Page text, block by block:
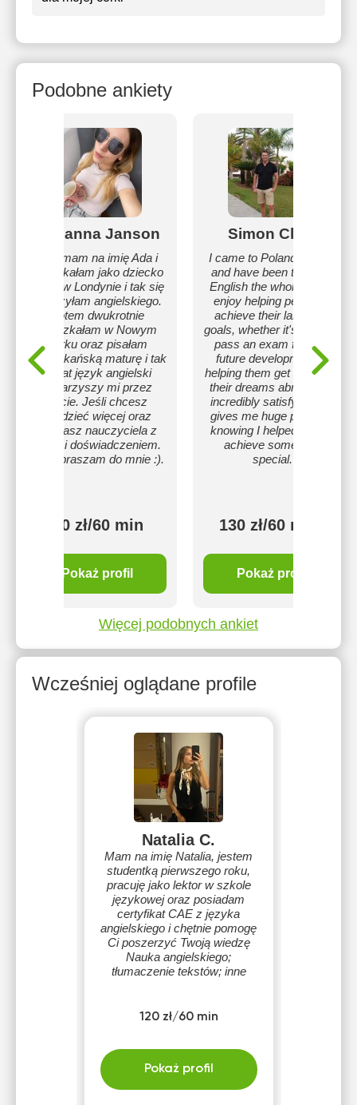
Podobne ankiety
Adrianna Janson
Hej, mam na imię Ada i
mieszkałam jako dziecko
3 lata w Londynie i tak się
nauczyłam angielskiego.
Potem dwukrotnie
mieszkałam w Nowym
Yorku oraz pisałam
Amerykańską maturę i tak
od lat język angielski
towarzyszy mi przez
życie. Jeśli chcesz
wiedzieć więcej oraz
szukasz nauczyciela z
pasją i doświadczeniem.
To zapraszam do mnie :).
100 zł/60 min
Pokaż profil
Simon Clare
I came to Poland in 1995
and have been teaching
English the whole time. I
enjoy helping people to
achieve their language
goals, whether it's trying to
pass an exam for their
future development or
helping them get the job of
their dreams abroad. It's
incredibly satisfying and
gives me huge pleasure
knowing I helped people
achieve something
special.
130 zł/60 min
Pokaż profil
Więcej podobnych ankiet
Wcześniej oglądane profile
Natalia C.
Mam na imię Natalia, jestem
studentką pierwszego roku,
pracuję jako lektor w szkole
językowej oraz posiadam
certyfikat CAE z języka
angielskiego i chętnie pomogę
Ci poszerzyć Twoją wiedzę
Nauka angielskiego;
tłumaczenie tekstów; inne
120 zł/60 min
Pokaż profil